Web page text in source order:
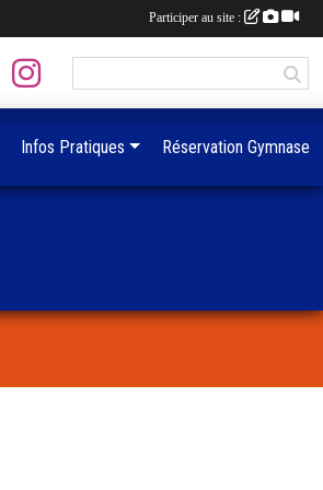
Infos Pratiques Réservation Gymnase
Participer au site :